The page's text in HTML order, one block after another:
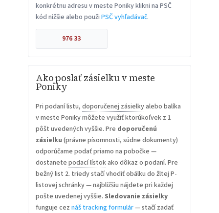
konkrétnu adresu v meste Poniky klikni na PSČ
kód nižšie alebo použi PSČ vyhľadávač.
976 33
Ako poslať zásielku v meste
Poniky
Pri podaní listu, doporučenej zásielkyalebo balíka
v meste Poniky môžete využiť ktorúkoľvek z 1
pôšt uvedených vyššie. Pre doporučenú
zásielku (právne písomnosti, súdne dokumenty)
odporúčame podať priamo na pobočke —
dostanete podací lístokako dôkaz o podaní. Pre
bežný list 2. triedy stačí vhodiť obálku do žltej P-
listovej schránky — najbližšiu nájdete pri každej
pošte uvedenej vyššie. Sledovanie zásielky
funguje cez náš tracking formulár— stačí zadať